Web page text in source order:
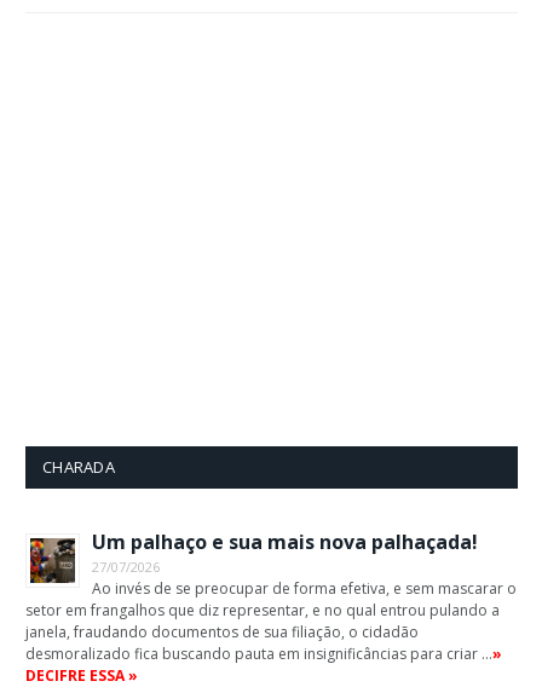
CHARADA
Um palhaço e sua mais nova palhaçada!
27/07/2026
Ao invés de se preocupar de forma efetiva, e sem mascarar o
setor em frangalhos que diz representar, e no qual entrou pulando a
janela, fraudando documentos de sua filiação, o cidadão
desmoralizado fica buscando pauta em insignificâncias para criar …»
DECIFRE ESSA »